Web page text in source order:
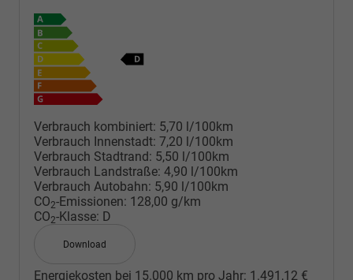
Verbrauch kombiniert: 5,70 l/100km
Verbrauch Innenstadt: 7,20 l/100km
Verbrauch Stadtrand: 5,50 l/100km
Verbrauch Landstraße: 4,90 l/100km
Verbrauch Autobahn: 5,90 l/100km
CO2-Emissionen: 128,00 g/km
CO2-Klasse: D
Download
Energiekosten bei 15.000 km pro Jahr: 1.491,12 €